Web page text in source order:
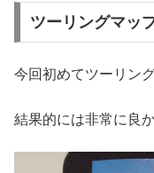
ツーリングマッ
今回初めてツーリン
結果的には非常に良